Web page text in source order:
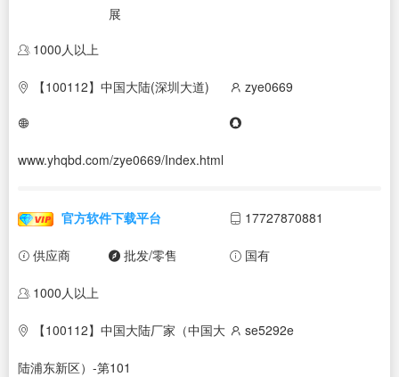
展
1000人以上
【100112】中国大陆(深圳大道) zye0669
www.yhqbd.com/zye0669/Index.html
官方软件下载平台 17727870881
供应商 批发/零售 国有
1000人以上
【100112】中国大陆厂家（中国大
陆浦东新区）-第101
se5292e